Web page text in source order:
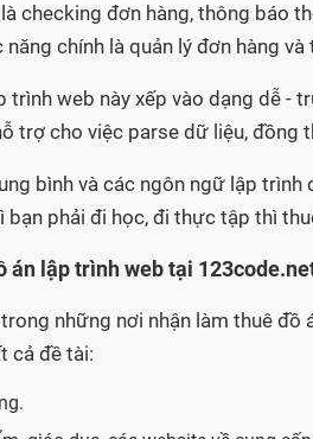
checking đơn hàng, thông báo
chính là quản lý đơn hàng và
trình web này xếp vào dạng dễ -
trợ cho việc parse dữ liệu, đồng
bình và các ngôn ngữ lập
bạn phải đi học, đi thực tập thì
án lập trình web tại
những nơi nhận làm thuê đồ
cả đề tài: